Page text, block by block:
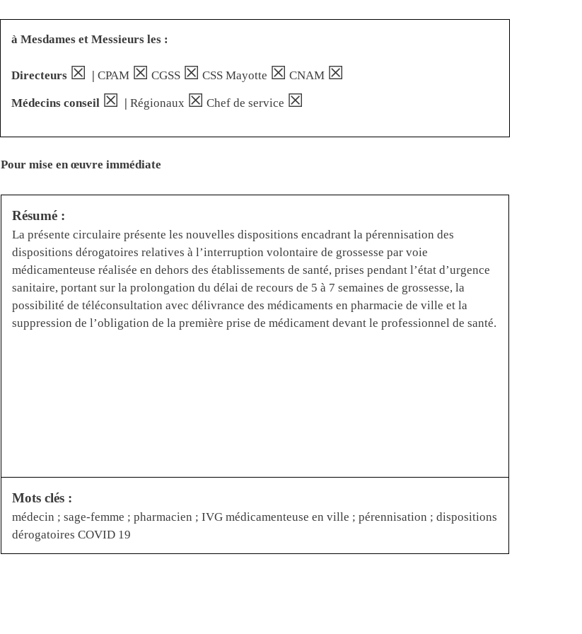
à Mesdames et Messieurs les :
Directeurs ☒ | CPAM ☒ CGSS ☒ CSS Mayotte ☒ CNAM ☒
Médecins conseil ☒ | Régionaux ☒ Chef de service ☒
Pour mise en œuvre immédiate
Résumé :
La présente circulaire présente les nouvelles dispositions encadrant la pérennisation des
dispositions dérogatoires relatives à l’interruption volontaire de grossesse par voie
médicamenteuse réalisée en dehors des établissements de santé, prises pendant l’état d’urgence
sanitaire, portant sur la prolongation du délai de recours de 5 à 7 semaines de grossesse, la
possibilité de téléconsultation avec délivrance des médicaments en pharmacie de ville et la
suppression de l’obligation de la première prise de médicament devant le professionnel de santé.
Mots clés :
médecin ; sage-femme ; pharmacien ; IVG médicamenteuse en ville ; pérennisation ; dispositions
dérogatoires COVID 19